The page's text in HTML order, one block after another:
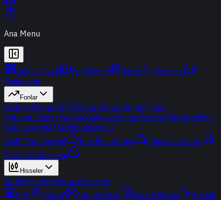
Ana Menu
Günün Özeti Portföyüm Radar
Terminal
Endeksler
Fonlar
Yatırım FonlarıBES FonlarıBorsa Yatırım Fonu
Popüler Fonlar YeniBir Bakışta FonlarPortföy ŞirketleriFon
KarşılaştırmaFon Simülasyonu
Akıllı Para Sinyali
Ters Fon Arama
Çakışma Analizi
Sektör Rotasyonu
Hisseler
Yerli HisselerYabancı Hisseler
ETF
Kripto Altın & Döviz Vadeli Piyasa
Teknik